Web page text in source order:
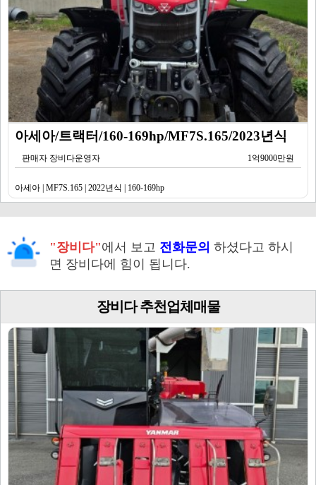
아세아/트랙터/160-169hp/MF7S.165/2023년식
판매자 장비다운영자 1억9000만원
아세아 | MF7S.165 | 2022년식 | 160-169hp
"장비다"에서 보고 전화문의 하셨다고 하시
면 장비다에 힘이 됩니다.
장비다 추천업체매물